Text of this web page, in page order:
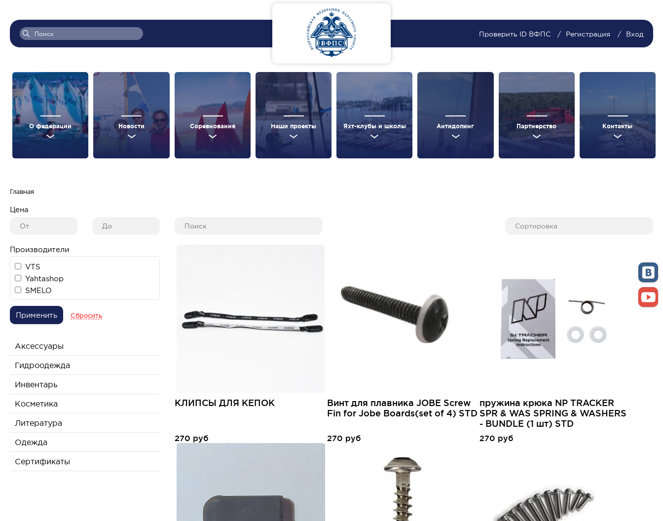
Проверить ID ВФПС Регистрация Вход
О федерации Новости Соревнования Наши проекты Яхт-клубы и школы Антидопинг Партнерство Контакты
Главная
Цена
Производители
VTS
Yahtashop
SMELO
Применить Сбросить
Аксессуары
Гидроодежда
Инвентарь
Косметика
Литература
Одежда
Сертификаты
КЛИПСЫ ДЛЯ КЕПОК
270 руб
Винт для плавника JOBE Screw
Fin for Jobe Boards(set of 4) STD
270 руб
пружина крюка NP TRACKER
SPR & WAS SPRING & WASHERS
- BUNDLE (1 шт) STD
270 руб